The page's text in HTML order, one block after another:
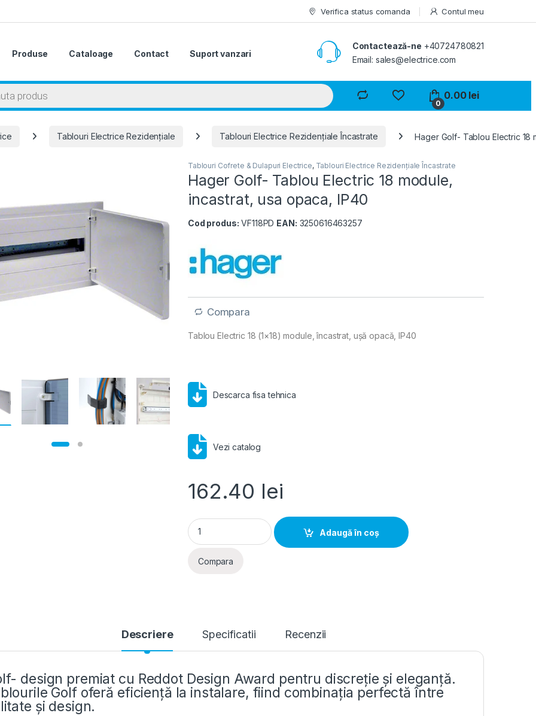
Verifica status comanda Contul meu
Produse Cataloage Contact Suport vanzari
Contactează-ne +40724780821
Email: sales@electrice.com
0
0.00 lei
Tablouri Electrice Rezidențiale Tablouri Electrice Rezidențiale Încastrate Hager Golf- Tablou Electric 18
Tablouri Cofrete & Dulapuri Electrice, Tablouri Electrice Rezidențiale Încastrate
Hager Golf- Tablou Electric 18 module,
incastrat, usa opaca, IP40
Cod produs: VF118PD EAN: 3250616463257
Compara
Tablou Electric 18 (1×18) module, încastrat, ușă opacă, IP40
Descarca fisa tehnica
Vezi catalog
162.40 lei
Hager Golf- Tablou Electric 18 module, incastrat, usa opaca, IP40 quantity
Adaugă în coș
Compara
Descriere Specificatii Recenzii
design premiat cu Reddot Design Award pentru discreție și eleganță.
Golf oferă eficiență la instalare, fiind combinația perfectă între
și design.